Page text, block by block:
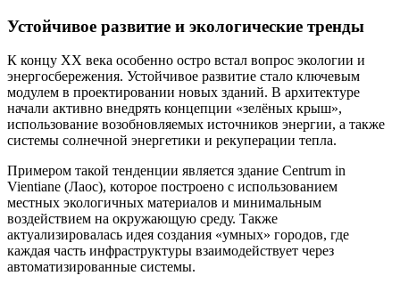
Устойчивое развитие и экологические тренды
К концу XX века особенно остро встал вопрос экологии и
энергосбережения. Устойчивое развитие стало ключевым
модулем в проектировании новых зданий. В архитектуре
начали активно внедрять концепции «зелёных крыш»,
использование возобновляемых источников энергии, а также
системы солнечной энергетики и рекуперации тепла.
Примером такой тенденции является здание Centrum in
Vientiane (Лаос), которое построено с использованием
местных экологичных материалов и минимальным
воздействием на окружающую среду. Также
актуализировалась идея создания «умных» городов, где
каждая часть инфраструктуры взаимодействует через
автоматизированные системы.